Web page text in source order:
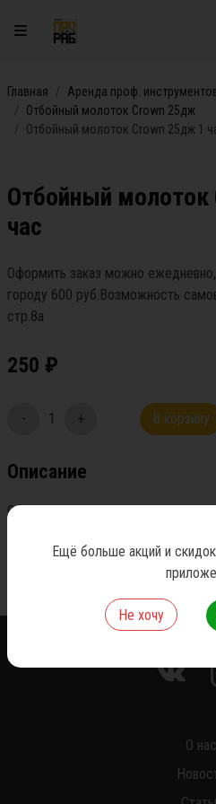
Главная
Аренда проф.
Отбойный молоток Crown 25дж
Отбойный молоток Crown 25дж 1
Отбойный молоток
час
Оформить заказ можно
городу 600 руб.Возможность
стр.8а
250 ₽
- 1 + В корзину
Описание
Оформить заказ можно
О нас
Ещё больше акций и
Не хочу